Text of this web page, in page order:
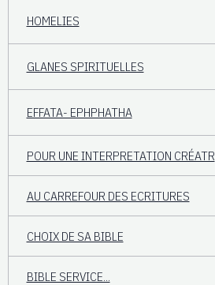
HOMELIES
GLANES SPIRITUELLES
EFFATA- EPHPHATHA
POUR UNE INTERPRETATION CRÉATR
AU CARREFOUR DES ECRITURES
CHOIX DE SA BIBLE
BIBLE SERVICE...